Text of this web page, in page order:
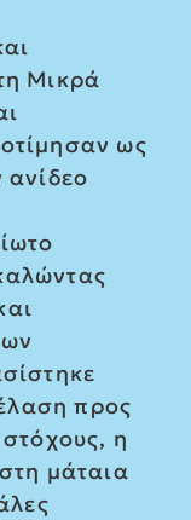
Μικρά
ως
ανίδεο
προς
η
μάταια